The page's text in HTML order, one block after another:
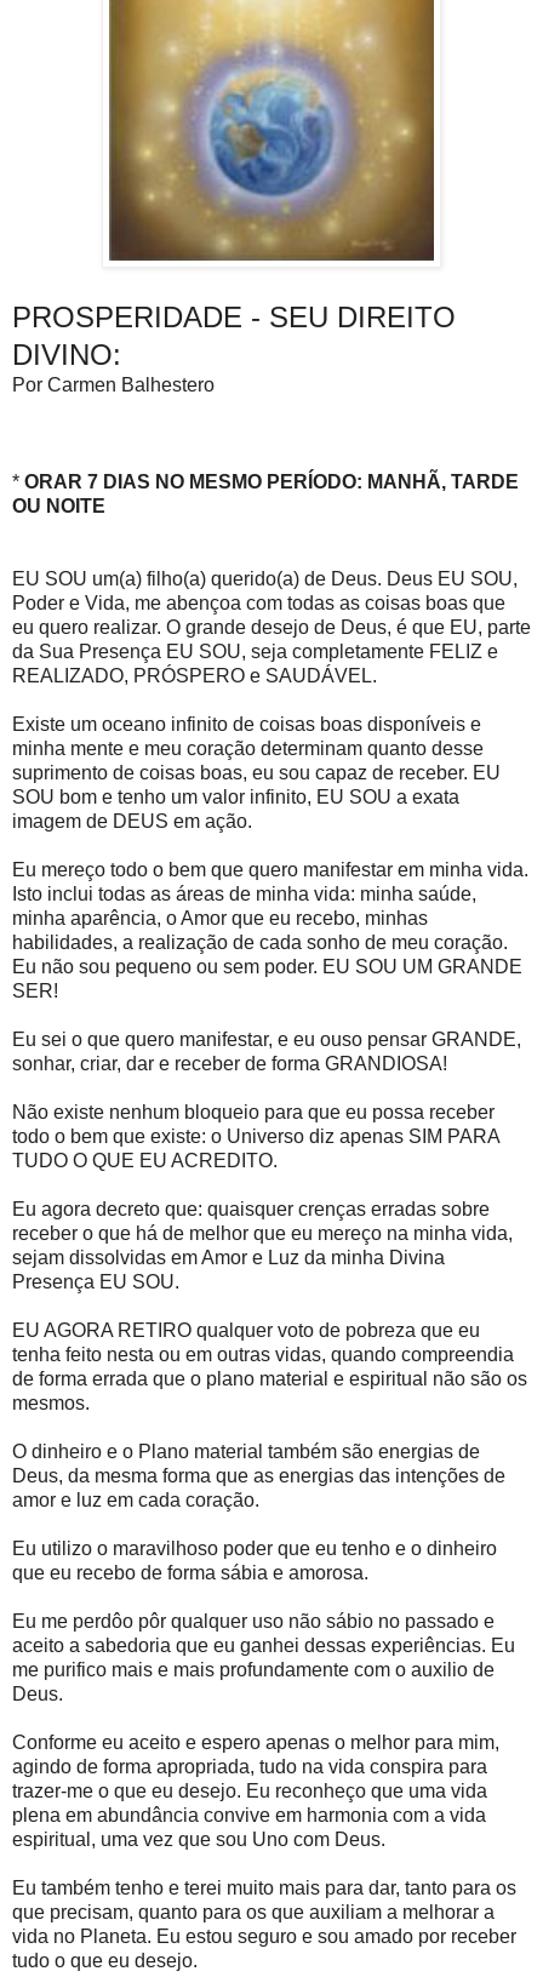
PROSPERIDADE - SEU DIREITO
DIVINO:
Por Carmen Balhestero
* ORAR 7 DIAS NO MESMO PERÍODO: MANHÃ, TARDE
OU NOITE
EU SOU um(a) filho(a) querido(a) de Deus. Deus EU SOU,
Poder e Vida, me abençoa com todas as coisas boas que
eu quero realizar. O grande desejo de Deus, é que EU, parte
da Sua Presença EU SOU, seja completamente FELIZ e
REALIZADO, PRÓSPERO e SAUDÁVEL.
Existe um oceano infinito de coisas boas disponíveis e
minha mente e meu coração determinam quanto desse
suprimento de coisas boas, eu sou capaz de receber. EU
SOU bom e tenho um valor infinito, EU SOU a exata
imagem de DEUS em ação.
Eu mereço todo o bem que quero manifestar em minha vida.
Isto inclui todas as áreas de minha vida: minha saúde,
minha aparência, o Amor que eu recebo, minhas
habilidades, a realização de cada sonho de meu coração.
Eu não sou pequeno ou sem poder. EU SOU UM GRANDE
SER!
Eu sei o que quero manifestar, e eu ouso pensar GRANDE,
sonhar, criar, dar e receber de forma GRANDIOSA!
Não existe nenhum bloqueio para que eu possa receber
todo o bem que existe: o Universo diz apenas SIM PARA
TUDO O QUE EU ACREDITO.
Eu agora decreto que: quaisquer crenças erradas sobre
receber o que há de melhor que eu mereço na minha vida,
sejam dissolvidas em Amor e Luz da minha Divina
Presença EU SOU.
EU AGORA RETIRO qualquer voto de pobreza que eu
tenha feito nesta ou em outras vidas, quando compreendia
de forma errada que o plano material e espiritual não são os
mesmos.
O dinheiro e o Plano material também são energias de
Deus, da mesma forma que as energias das intenções de
amor e luz em cada coração.
Eu utilizo o maravilhoso poder que eu tenho e o dinheiro
que eu recebo de forma sábia e amorosa.
Eu me perdôo pôr qualquer uso não sábio no passado e
aceito a sabedoria que eu ganhei dessas experiências. Eu
me purifico mais e mais profundamente com o auxilio de
Deus.
Conforme eu aceito e espero apenas o melhor para mim,
agindo de forma apropriada, tudo na vida conspira para
trazer-me o que eu desejo. Eu reconheço que uma vida
plena em abundância convive em harmonia com a vida
espiritual, uma vez que sou Uno com Deus.
Eu também tenho e terei muito mais para dar, tanto para os
que precisam, quanto para os que auxiliam a melhorar a
vida no Planeta. Eu estou seguro e sou amado por receber
tudo o que eu desejo.